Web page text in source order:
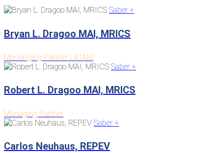
Saber +
Bryan L. Dragoo MAI, MRICS
Mananging Partner LATAM
Saber +
Robert L. Dragoo MAI, MRICS
Managing Partner
Saber +
Carlos Neuhaus, REPEV